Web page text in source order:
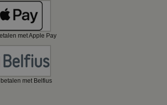
met Apple Pay
met Belfius